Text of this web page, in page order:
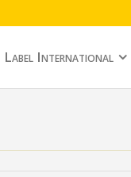
Label International